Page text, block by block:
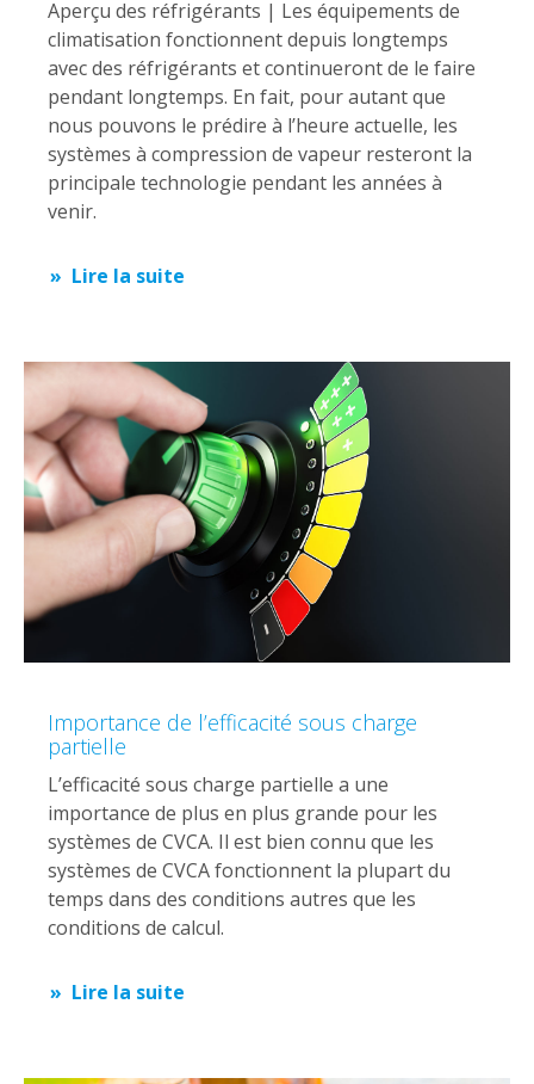
Aperçu des réfrigérants | Les équipements de
climatisation fonctionnent depuis longtemps
avec des réfrigérants et continueront de le faire
pendant longtemps. En fait, pour autant que
nous pouvons le prédire à l’heure actuelle, les
systèmes à compression de vapeur resteront la
principale technologie pendant les années à
venir.
Lire la suite
Importance de l’efficacité sous charge
partielle
L’efficacité sous charge partielle a une
importance de plus en plus grande pour les
systèmes de CVCA. Il est bien connu que les
systèmes de CVCA fonctionnent la plupart du
temps dans des conditions autres que les
conditions de calcul.
Lire la suite